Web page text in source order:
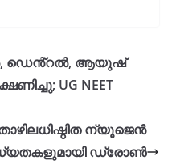
ഡെൻ്റൽ, ആയുഷ്
UG NEET
ന്യൂജെൻ
ഡ്രോൺ